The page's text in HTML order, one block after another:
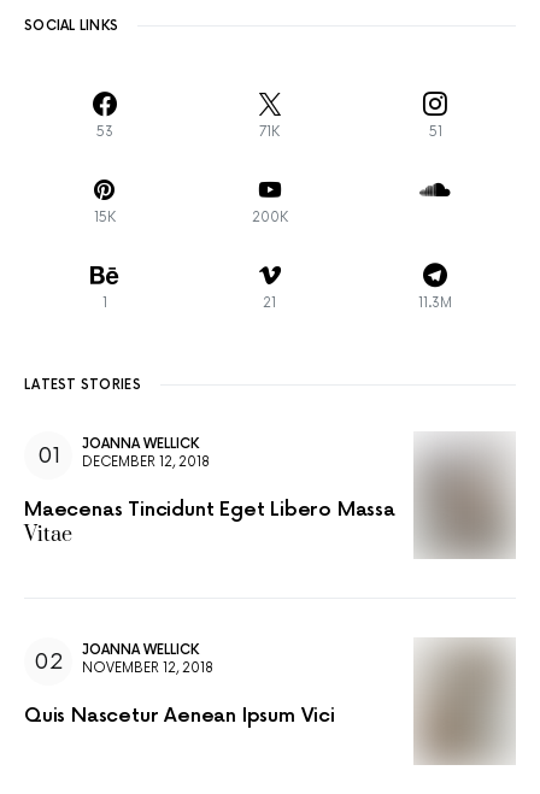
SOCIAL LINKS
53 71K 51
15K 200K
1 21 11.3M
LATEST STORIES
JOANNA WELLICK
DECEMBER 12, 2018
Maecenas Tincidunt Eget Libero Massa
Vitae
JOANNA WELLICK
NOVEMBER 12, 2018
Quis Nascetur Aenean Ipsum Vici